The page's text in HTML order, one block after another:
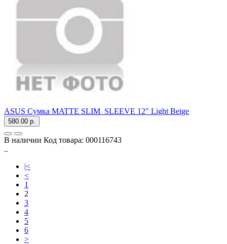
ASUS Сумка MATTE SLIM_SLEEVE 12" Light Beige
580.00 р.
В наличии Код товара: 000116743
..
|<
<
1
2
3
4
5
6
>